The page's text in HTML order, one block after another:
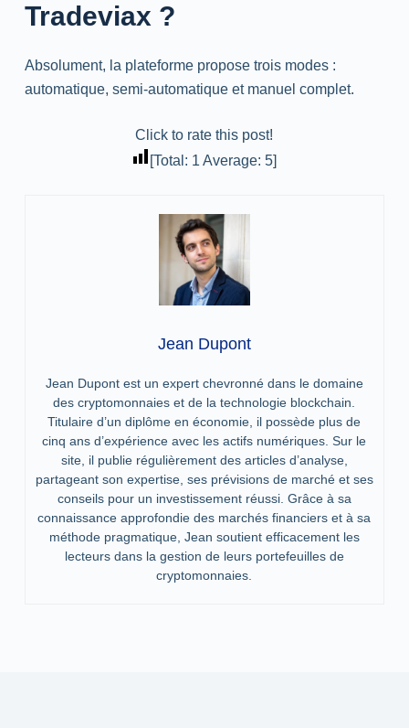
Tradeviax ?
Absolument, la plateforme propose trois modes :
automatique, semi-automatique et manuel complet.
Click to rate this post!
[Total: 1 Average:5]
Jean Dupont
Jean Dupont est un expert chevronné dans le domaine
des cryptomonnaies et de la technologie blockchain.
Titulaire d’un diplôme en économie, il possède plus de
cinq ans d’expérience avec les actifs numériques. Sur le
site, il publie régulièrement des articles d’analyse,
partageant son expertise, ses prévisions de marché et ses
conseils pour un investissement réussi. Grâce à sa
connaissance approfondie des marchés financiers et à sa
méthode pragmatique, Jean soutient efficacement les
lecteurs dans la gestion de leurs portefeuilles de
cryptomonnaies.